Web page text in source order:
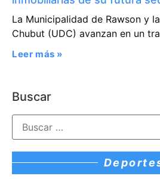
La Municipalidad de Rawson y
Chubut (UDC) avanzan en un
Leer más »
Buscar